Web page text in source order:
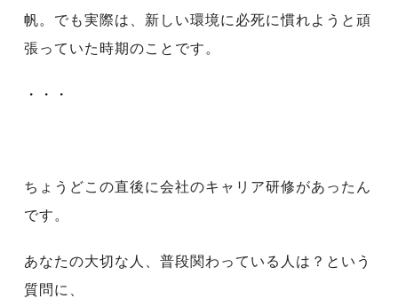
帆。 でも実際は、新しい環境に必死に慣れようと頑
張っていた時期のことです。
・・・
ちょうどこの直後に会社のキャリア研修があったん
です。
あなたの大切な人、普段関わっている人は？という
質問に、